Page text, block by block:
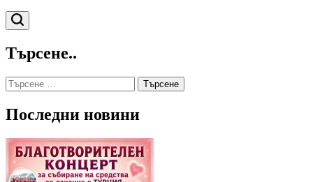
Търсене
Търсене..
Търсене
за:
Последни новини